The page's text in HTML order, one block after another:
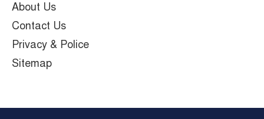
About Us
Contact Us
Privacy & Police
Sitemap